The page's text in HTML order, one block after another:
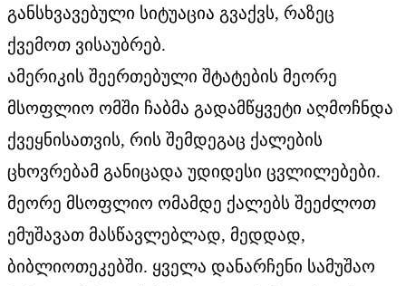
განსხვავებული სიტუაცია გვაქვს, რაზეც
ქვემოთ ვისაუბრებ.
ამერიკის შეერთებული შტატების მეორე
მსოფლიო ომში ჩაბმა გადამწყვეტი აღმოჩნდა
ქვეყნისათვის, რის შემდეგაც ქალების
ცხოვრებამ განიცადა უდიდესი ცვლილებები.
მეორე მსოფლიო ომამდე ქალებს შეეძლოთ
ემუშავათ მასწავლებლად, მედდად,
ბიბლიოთეკებში. ყველა დანარჩენი სამუშაო